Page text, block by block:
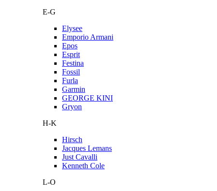
E-G
Elysee
Emporio Armani
Epos
Esprit
Festina
Fossil
Furla
Garmin
GEORGE KINI
Gryon
H-K
Hirsch
Jacques Lemans
Just Cavalli
Kenneth Cole
L-O